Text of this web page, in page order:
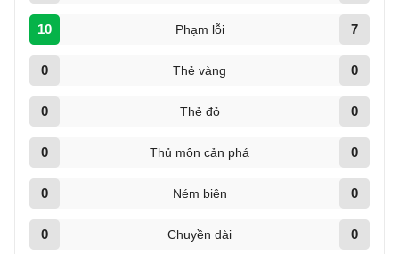
10 Phạm lỗi 7
0 Thẻ vàng 0
0 Thẻ đỏ 0
0 Thủ môn cản phá 0
0 Ném biên 0
0 Chuyền dài 0